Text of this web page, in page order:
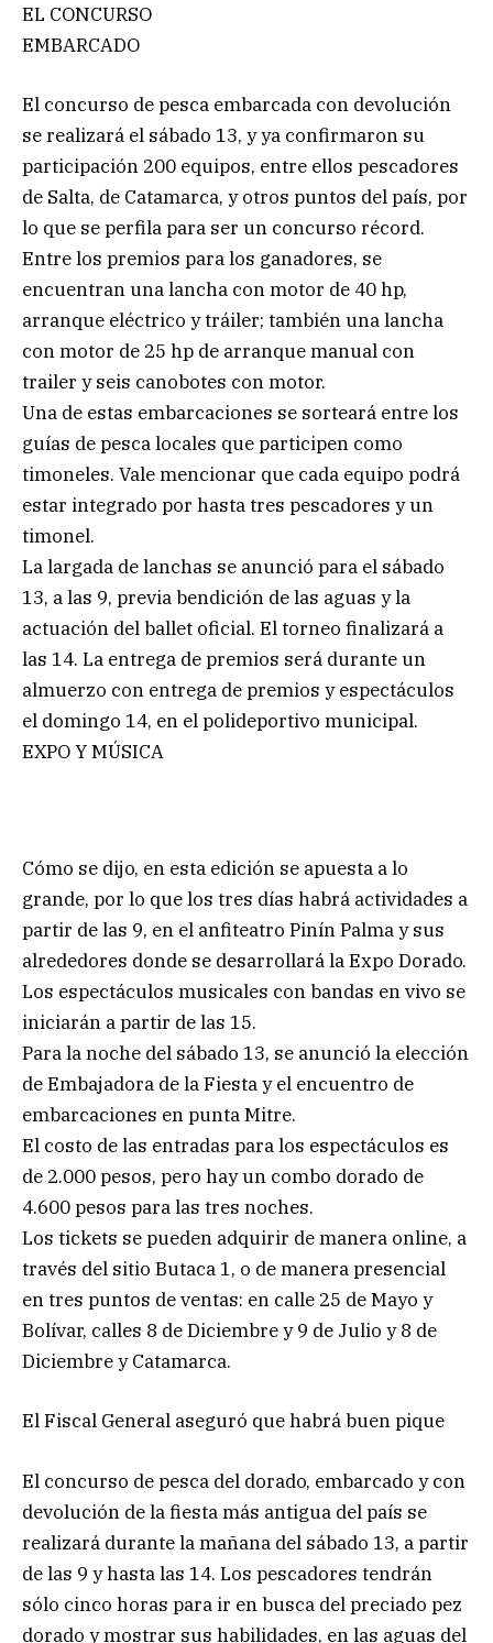
EL CONCURSO
EMBARCADO
El concurso de pesca embarcada con devolución
se realizará el sábado 13, y ya confirmaron su
participación 200 equipos, entre ellos pescadores
de Salta, de Catamarca, y otros puntos del país, por
lo que se perfila para ser un concurso récord.
Entre los premios para los ganadores, se
encuentran una lancha con motor de 40 hp,
arranque eléctrico y tráiler; también una lancha
con motor de 25 hp de arranque manual con
trailer y seis canobotes con motor.
Una de estas embarcaciones se sorteará entre los
guías de pesca locales que participen como
timoneles. Vale mencionar que cada equipo podrá
estar integrado por hasta tres pescadores y un
timonel.
La largada de lanchas se anunció para el sábado
13, a las 9, previa bendición de las aguas y la
actuación del ballet oficial. El torneo finalizará a
las 14. La entrega de premios será durante un
almuerzo con entrega de premios y espectáculos
el domingo 14, en el polideportivo municipal.
EXPO Y MÚSICA
Cómo se dijo, en esta edición se apuesta a lo
grande, por lo que los tres días habrá actividades a
partir de las 9, en el anfiteatro Pinín Palma y sus
alrededores donde se desarrollará la Expo Dorado.
Los espectáculos musicales con bandas en vivo se
iniciarán a partir de las 15.
Para la noche del sábado 13, se anunció la elección
de Embajadora de la Fiesta y el encuentro de
embarcaciones en punta Mitre.
El costo de las entradas para los espectáculos es
de 2.000 pesos, pero hay un combo dorado de
4.600 pesos para las tres noches.
Los tickets se pueden adquirir de manera online, a
través del sitio Butaca 1, o de manera presencial
en tres puntos de ventas: en calle 25 de Mayo y
Bolívar, calles 8 de Diciembre y 9 de Julio y 8 de
Diciembre y Catamarca.
El Fiscal General aseguró que habrá buen pique
El concurso de pesca del dorado, embarcado y con
devolución de la fiesta más antigua del país se
realizará durante la mañana del sábado 13, a partir
de las 9 y hasta las 14. Los pescadores tendrán
sólo cinco horas para ir en busca del preciado pez
dorado y mostrar sus habilidades, en las aguas del